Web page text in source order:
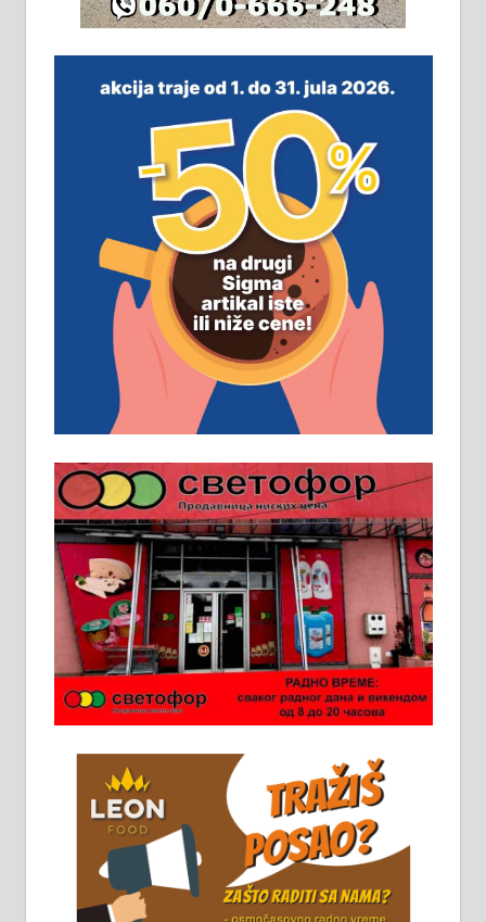
м2 са плацем од 8 ари у Зеленом
виру у Алексинцу. Могућа
замена. 064/21-63-584
ПОСЛОВНИ ОГЛАСИ
Рудник и флотација Рудник
д.о.о. Рудник запошљава 20
помоћника рудара. Услови:
Основна школа, пожељно радно
искуство на истим и сличним
пословима, али не и неопходан
услов. Обезбеђен смештај,
превоз, исхрана. 032/57-41-122 –
локал 22
Пружам услуге завршних радова
у грађевини, хидроизолације и
молерских радова. 061/25-28-058
Ало таксију потребан возач са Б
категоријом. 064/02-85-511
Потребна два радника за рад на
стоваришту „Липа промет” у
информација доћи лично на
стовариште у улици Максима
Горког 26 сваког радног дана од
8 до 15 часова. 063/465-045
Чистим све врсте димњака.
061/32-13-445